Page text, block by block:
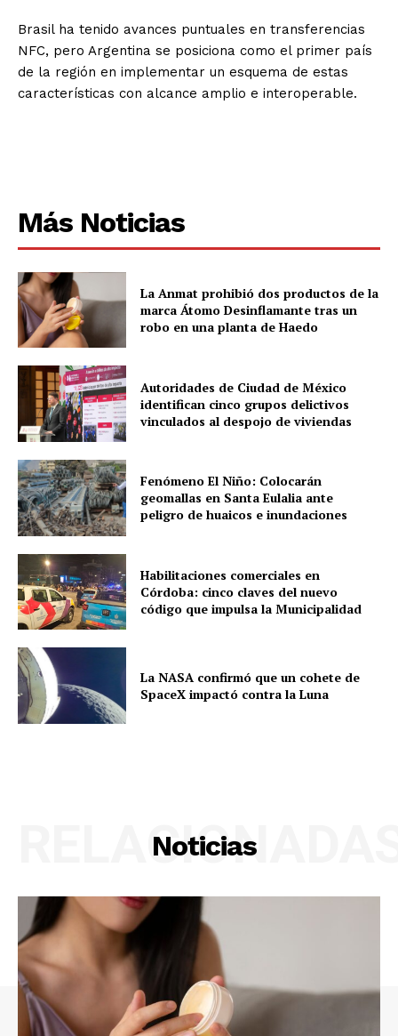
Brasil ha tenido avances puntuales en transferencias
NFC, pero Argentina se posiciona como el primer país
de la región en implementar un esquema de estas
características con alcance amplio e interoperable.
Más Noticias
La Anmat prohibió dos productos de la
marca Átomo Desinflamante tras un
robo en una planta de Haedo
Autoridades de Ciudad de México
identifican cinco grupos delictivos
vinculados al despojo de viviendas
Fenómeno El Niño: Colocarán
geomallas en Santa Eulalia ante
peligro de huaicos e inundaciones
Habilitaciones comerciales en
Córdoba: cinco claves del nuevo
código que impulsa la Municipalidad
La NASA confirmó que un cohete de
SpaceX impactó contra la Luna
Noticias